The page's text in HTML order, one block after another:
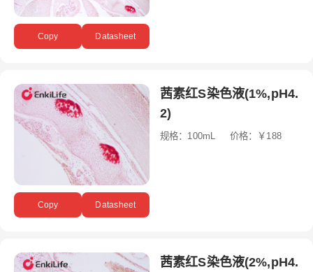
Copy Datasheet
Copy Datasheet
茜素红S染色液(1%,pH4.
2)
规格：100mL 价格：￥188
茜素红S染色液(2%,pH4.